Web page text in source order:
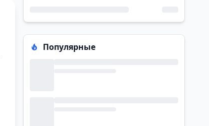
Популярные